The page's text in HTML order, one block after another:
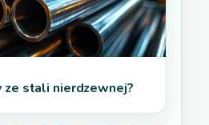
ze stali nierdzewnej?